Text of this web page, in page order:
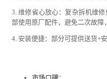
3. 维修省心放心：复杂拆机维
部使用原厂配件，避免二次故障
4. 安装便捷：部分可提供送货+